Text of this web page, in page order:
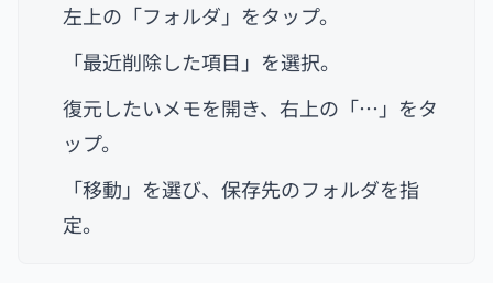
左上の「フォルダ」をタップ。
「最近削除した項目」を選択。
復元したいメモを開き、右上の「…」をタ
ップ。
「移動」を選び、保存先のフォルダを指
定。